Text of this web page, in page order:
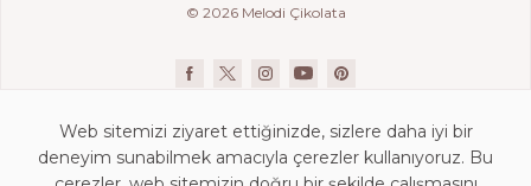
© 2026 Melodi Çikolata
Web sitemizi ziyaret ettiğinizde, sizlere daha iyi bir
deneyim sunabilmek amacıyla çerezler kullanıyoruz. Bu